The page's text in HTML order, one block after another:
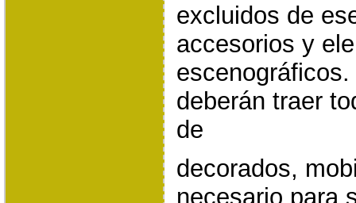
excluidos de
accesorios y
deberán traer
de
decorados,
necesario para